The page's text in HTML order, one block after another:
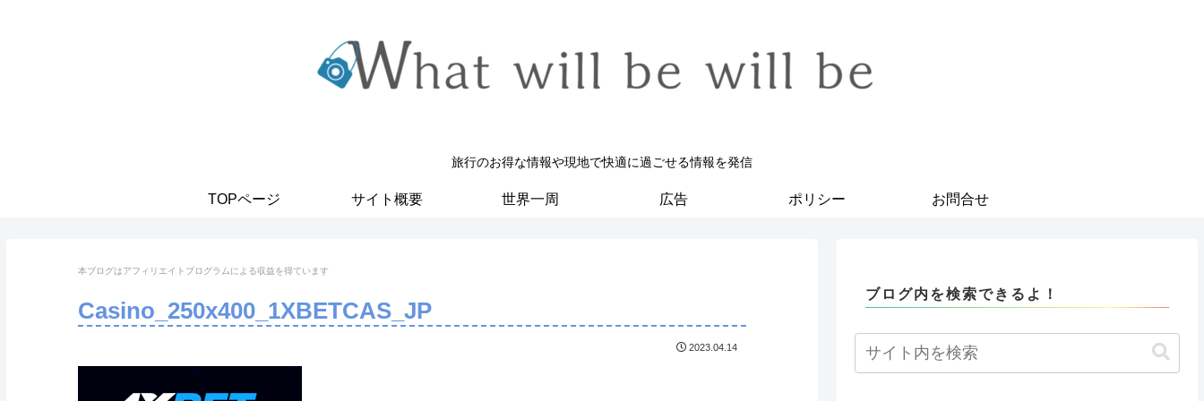
旅行のお得な情報や現地で快適に過ごせる情報を発信
TOPページ サイト概要 世界一周 広告 ポリシー お問合せ
本ブログはアフィリエイトプログラムに よる収益を得ています
Casino_250x400_1XBETCAS_JP
2023.04.14
ブログ内を検索できるよ！